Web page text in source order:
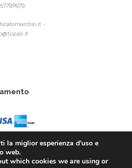
-
la miglior esperienza d'uso e
web.
which cookies we are using or